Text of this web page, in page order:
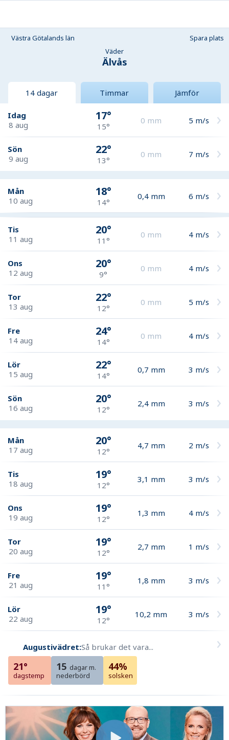
Västra Götalands län
Spara plats
Väder
Älvås
14 dagar Timmar Jämför
Idag
8 aug
17°
15°
0 mm 5 m/s
Sön
9 aug
22°
13°
0 mm 7 m/s
Mån
10 aug
18°
14°
0,4 mm 6 m/s
Tis
11 aug
20°
11°
0 mm 4 m/s
Ons
12 aug
20°
9°
0 mm 4 m/s
Tor
13 aug
22°
12°
0 mm 5 m/s
Fre
14 aug
24°
14°
0 mm 4 m/s
Lör
15 aug
22°
14°
0,7 mm 3 m/s
Sön
16 aug
20°
12°
2,4 mm 3 m/s
Mån
17 aug
20°
12°
4,7 mm 2 m/s
Tis
18 aug
19°
12°
3,1 mm 3 m/s
Ons
19 aug
19°
12°
1,3 mm 4 m/s
Tor
20 aug
19°
12°
2,7 mm 1 m/s
Fre
21 aug
19°
11°
1,8 mm 3 m/s
Lör
22 aug
19°
12°
10,2 mm 3 m/s
Augustivädret:Så brukar det vara...
21°
dagstemp
15 dagar m.
nederbörd
44%
solsken